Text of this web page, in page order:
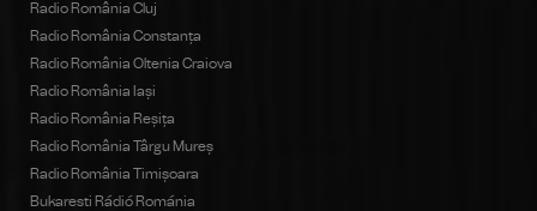
Radio România Cluj
Radio România Constanța
Radio România Oltenia Craiova
Radio România Iași
Radio România Reșița
Radio România Târgu Mureș
Radio România Timișoara
Bukaresti Rádió Románia